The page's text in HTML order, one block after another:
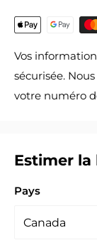
Vos
sécurisée.
votre numéro
Estimer la
Pays